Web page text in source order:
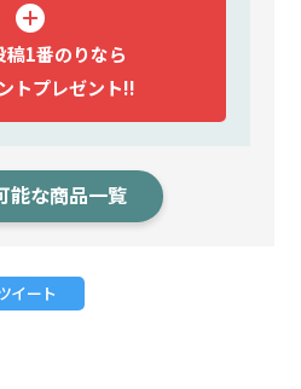
稿1番のりなら
トプレゼント!!
能な商品一覧
イート